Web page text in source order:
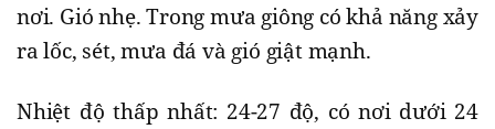
nơi. Gió nhẹ. Trong mưa giông có khả năng xảy
ra lốc, sét, mưa đá và gió giật mạnh.
Nhiệt độ thấp nhất: 24-27 độ, có nơi dưới 24